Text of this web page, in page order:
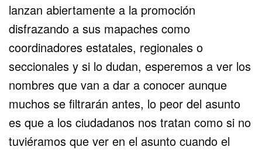
lanzan abiertamente a la promoción
disfrazando a sus mapaches como
coordinadores estatales, regionales o
seccionales y si lo dudan, esperemos a ver los
nombres que van a dar a conocer aunque
muchos se filtrarán antes, lo peor del asunto
es que a los ciudadanos nos tratan como si no
tuviéramos que ver en el asunto cuando el